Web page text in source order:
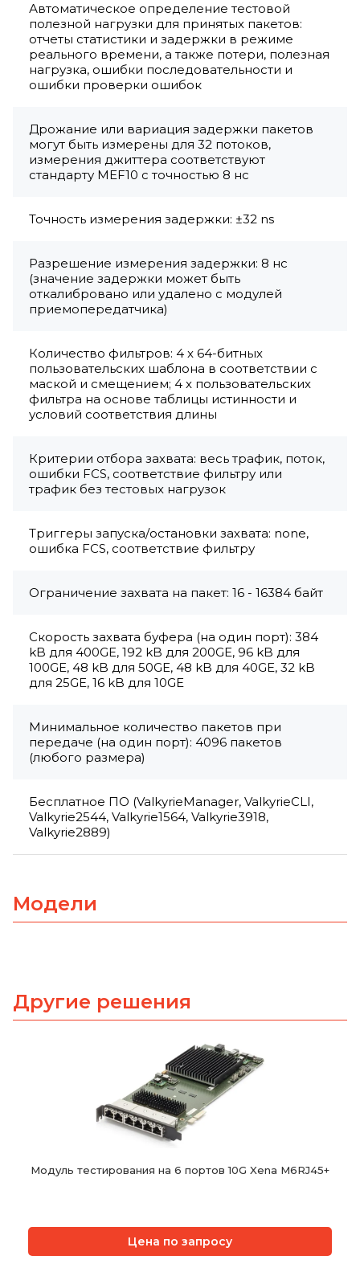
Автоматическое определение тестовой
полезной нагрузки для принятых пакетов:
отчеты статистики и задержки в режиме
реального времени, а также потери, полезная
нагрузка, ошибки последовательности и
ошибки проверки ошибок
Дрожание или вариация задержки пакетов
могут быть измерены для 32 потоков,
измерения джиттера соответствуют
стандарту MEF10 с точностью 8 нс
Точность измерения задержки: ±32 ns
Разрешение измерения задержки: 8 нс
(значение задержки может быть
откалибровано или удалено с модулей
приемопередатчика)
Количество фильтров: 4 x 64-битных
пользовательских шаблона в соответствии с
маской и смещением; 4 x пользовательских
фильтра на основе таблицы истинности и
условий соответствия длины
Критерии отбора захвата: весь трафик, поток,
ошибки FCS, соответствие фильтру или
трафик без тестовых нагрузок
Триггеры запуска/остановки захвата: none,
ошибка FCS, соответствие фильтру
Ограничение захвата на пакет: 16 - 16384 байт
Скорость захвата буфера (на один порт): 384
kB для 400GE, 192 kB для 200GE, 96 kB для
100GE, 48 kB для 50GE, 48 kB для 40GE, 32 kB
для 25GE, 16 kB для 10GE
Минимальное количество пакетов при
передаче (на один порт): 4096 пакетов
(любого размера)
Бесплатное ПО (ValkyrieManager, ValkyrieCLI,
Valkyrie2544, Valkyrie1564, Valkyrie3918,
Valkyrie2889)
Модели
Другие решения
Модуль тестирования на 6 портов 10G Xena M6RJ45+
Цена по запросу